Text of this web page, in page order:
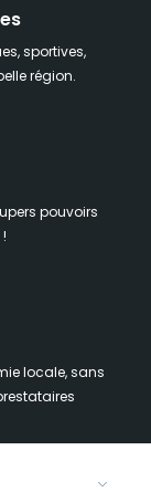
sportives,
région.
pouvoirs
locale, sans